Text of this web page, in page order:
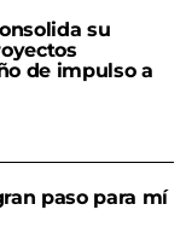
su
de impulso a
paso para mí